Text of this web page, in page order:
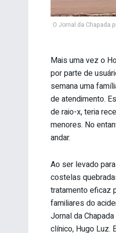
O Jornal da Chapada
Mais uma vez o
por parte de
semana uma
de atendimento.
de raio-x, teria
menores. No
andar.
Ao ser levado
costelas
tratamento eficaz
familiares do
Jornal da
clínico, Hugo Luz.